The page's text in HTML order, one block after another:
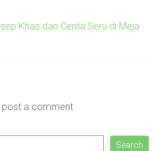
Khas dan Cerita Seru di Meja
a comment.
Search